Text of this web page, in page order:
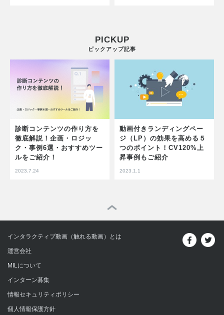
PICKUP
ピックアップ記事
診断コンテンツの作り方を
徹底解説！企画・ロジッ
ク・事例6選・おすすめツー
ルをご紹介！
2023.7.24
動画付きランディングペー
ジ（LP）の効果を高める５
つのポイント！CV120%上
昇事例もご紹介
2023.1.1
インタラクティブ動画（触れる動画）とは
運営会社
MILについて
インターン募集
情報セキュリティポリシー
個人情報保護方針